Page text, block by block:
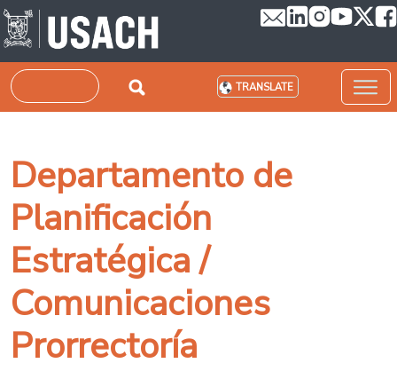
Skip to main content
Search TRANSLATE
Departamento de
Planificación
Estratégica /
Comunicaciones
Prorrectoría